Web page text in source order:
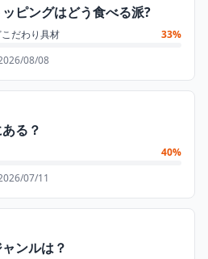
ピングはどう食べる派?
だわり具材
33%
08/08
る？
40%
07/11
ンルは？